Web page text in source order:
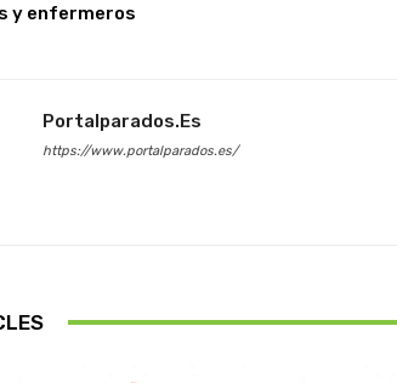
y enfermeros
Portalparados.es
https://www.portalparados.es/